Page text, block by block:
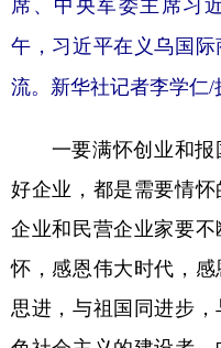
席、中央军委主席习
午，习近平在义乌国
流。新华社记者李学仁/
一要满怀创业和报
好企业，都是需要情
企业和民营企业家要
怀，感恩伟大时代，
思进，与祖国同进步